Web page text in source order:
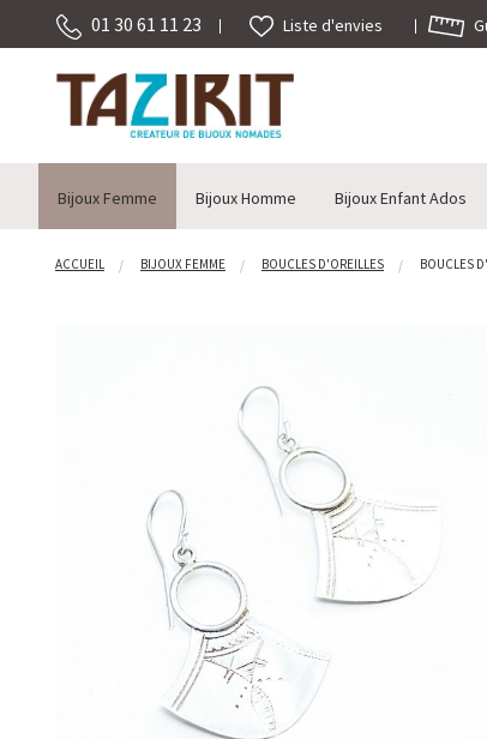
01 30 61 11 23 Liste d'envies
Bijoux Femme Bijoux Homme Bijoux Enfant Ados
ACCUEIL BIJOUX FEMME BOUCLES D'OREILLES BOUCLES